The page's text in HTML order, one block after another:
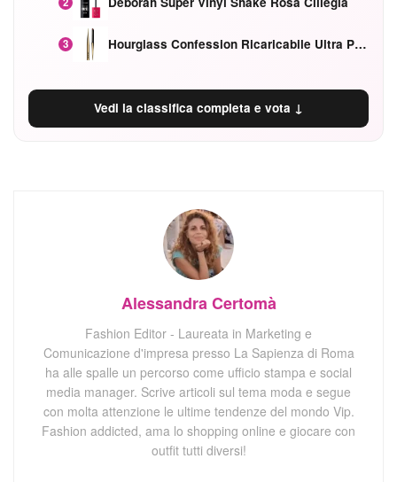
3 Hourglass Confession Ricaricabile Ultra Preciso Ad Alta Intensità Secretly Classic Red
Vedi la classifica completa e vota ↓
Alessandra Certomà
Fashion Editor - Laureata in Marketing e
Comunicazione d'impresa presso La Sapienza di Roma
ha alle spalle un percorso come ufficio stampa e social
media manager. Scrive articoli sul tema moda e segue
con molta attenzione le ultime tendenze del mondo Vip.
Fashion addicted, ama lo shopping online e giocare con
outfit tutti diversi!